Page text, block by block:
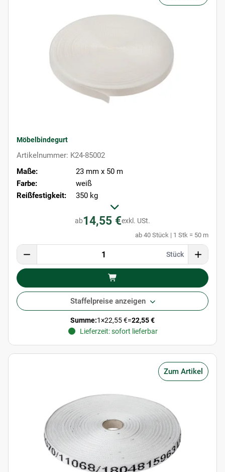
Möbelbindegurt
Artikelnummer: K24-85002
Maße:
23 mm x 50 m
Farbe:
weiß
Reißfestigkeit:
350 kg
ab14,55 €exkl. USt.
ab 40 Stück | 1 Stk = 50 m
Stück
Staffelpreise anzeigen
Summe:1×22,55 €=22,55 €
Lieferzeit: sofort lieferbar
Zum Artikel